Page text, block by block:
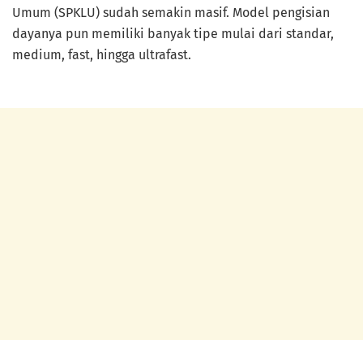
Umum (SPKLU) sudah semakin masif. Model pengisian
dayanya pun memiliki banyak tipe mulai dari standar,
medium, fast, hingga ultrafast.